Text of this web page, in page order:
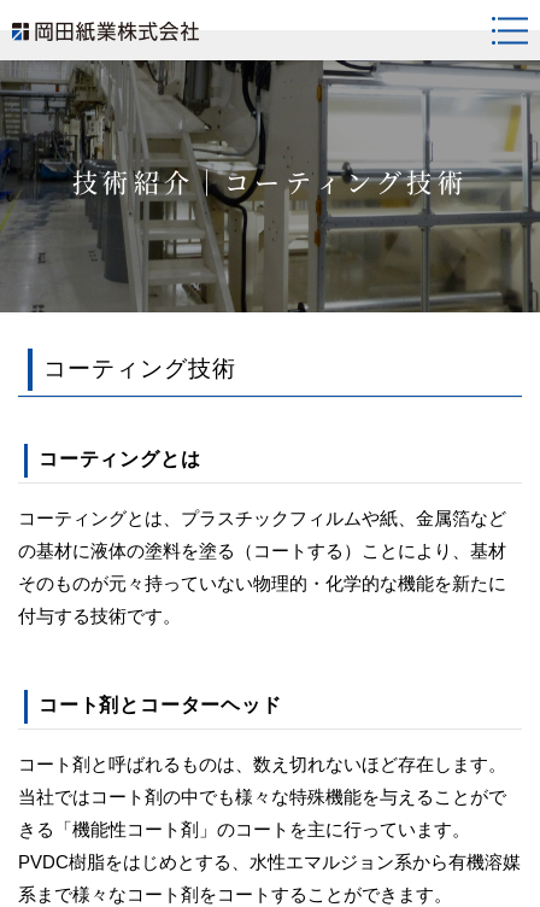
技術紹介｜コーティング技術
コーティング技術
コーティングとは
コーティングとは、プラスチックフィルムや紙、金属箔など
の基材に液体の塗料を塗る（コートする）ことにより、基材
そのものが元々持っていない物理的・化学的な機能を新たに
付与する技術です。
コート剤とコーターヘッド
コート剤と呼ばれるものは、数え切れないほど存在します。
当社ではコート剤の中でも様々な特殊機能を与えることがで
きる「機能性コート剤」のコートを主に行っています。
PVDC樹脂をはじめとする、水性エマルジョン系から有機溶媒
系まで様々なコート剤をコートすることができます。